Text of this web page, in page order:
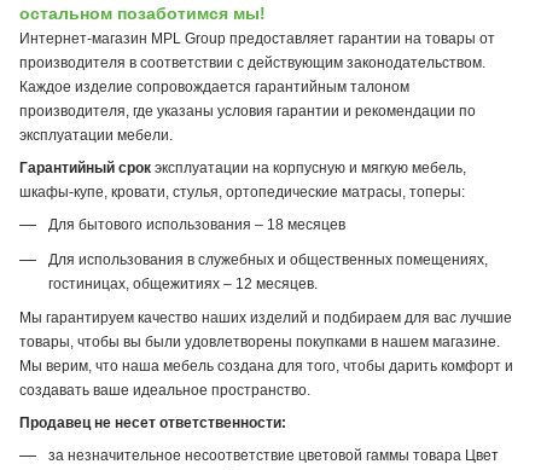
остальном позаботимся мы!
Интернет-магазин MPL Group предоставляет гарантии на товары от
производителя в соответствии с действующим законодательством.
Каждое изделие сопровождается гарантийным талоном
производителя, где указаны условия гарантии и рекомендации по
эксплуатации мебели.
Гарантийный срок эксплуатации на корпусную и мягкую мебель,
шкафы-купе, кровати, стулья, ортопедические матрасы, топеры:
Для бытового использования – 18 месяцев
Для использования в служебных и общественных помещениях,
гостиницах, общежитиях – 12 месяцев.
Мы гарантируем качество наших изделий и подбираем для вас лучшие
товары, чтобы вы были удовлетворены покупками в нашем магазине.
Мы верим, что наша мебель создана для того, чтобы дарить комфорт и
создавать ваше идеальное пространство.
Продавец не несет ответственности:
за незначительное несоответствие цветовой гаммы товара Цвет